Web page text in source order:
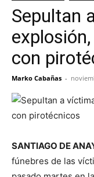
Sepultan
con
Marko Cabañas -
SANTIAGO DE
fúnebres de las